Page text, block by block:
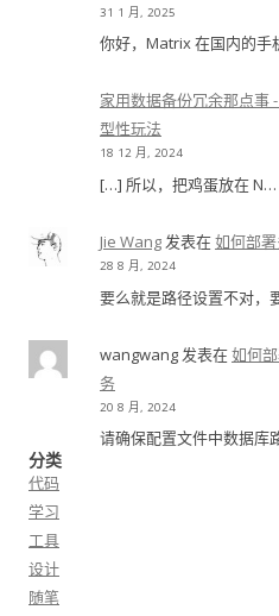
31 1 月, 2025
你好，Matrix 在国内的手
家用数据备份冗余那点事
型性玩法
18 12 月, 2024
[…] 所以，把鸡蛋放在 N…
Jie Wang 发表在如何部
28 8 月, 2024
要么就是路径设置不对，
wangwang 发表在如何
务
20 8 月, 2024
请确保配置文件中数据库
分类
代码
学习
工具
设计
随笔